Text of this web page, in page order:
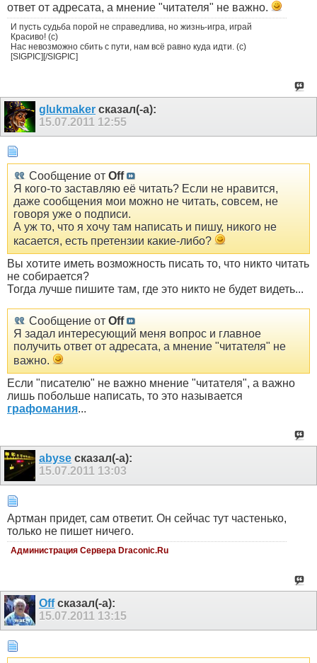
ответ от адресата, а мнение "читателя" не важно.
И пусть судьба порой не справедлива, но жизнь-игра, играй
Красиво! (с)
Нас невозможно сбить с пути, нам всё равно куда идти. (с)
[SIGPIC][/SIGPIC]
glukmaker сказал(-а):
15.07.2011 12:55
Сообщение от Off
Я кого-то заставляю её читать? Если не нравится,
даже сообщения мои можно не читать, совсем, не
говоря уже о подписи.
А уж то, что я хочу там написать и пишу, никого не
касается, есть претензии какие-либо?
Вы хотите иметь возможность писать то, что никто читать
не собирается?
Тогда лучше пишите там, где это никто не будет видеть...
Сообщение от Off
Я задал интересующий меня вопрос и главное
получить ответ от адресата, а мнение "читателя" не
важно.
Если "писателю" не важно мнение "читателя", а важно
лишь побольше написать, то это называется
графомания...
abyse сказал(-а):
15.07.2011 13:03
Артман придет, сам ответит. Он сейчас тут частенько,
только не пишет ничего.
Администрация Сервера Draconic.Ru
Offсказал(-а):
15.07.2011 13:15